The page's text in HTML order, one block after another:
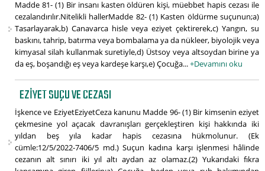
Madde 81- (1) Bir insanı kasten öldüren kişi, müebbet hapis cezası ile
cezalandırılır.Nitelikli hallerMadde 82- (1) Kasten öldürme suçunun;a)
Tasarlayarak,b) Canavarca hisle veya eziyet çektirerek,c) Yangın, su
baskını, tahrip, batırma veya bombalama ya da nükleer, biyolojik veya
kimyasal silah kullanmak suretiyle,d) Üstsoy veya altsoydan birine ya
da eş, boşandığı eş veya kardeşe karşı,e) Çocuğa...+Devamını oku
EZIYET SUÇU VE CEZASI
İşkence ve EziyetEziyetCeza kanunu Madde 96- (1) Bir kimsenin eziyet
çekmesine yol açacak davranışları gerçekleştiren kişi hakkında iki
yıldan beş yıla kadar hapis cezasına hükmolunur. (Ek
cümle:12/5/2022-7406/5 md.) Suçun kadına karşı işlenmesi hâlinde
cezanın alt sınırı iki yıl altı aydan az olamaz.(2) Yukarıdaki fıkra